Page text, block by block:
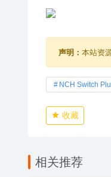
声明： 本站资
NCH Switch
收藏
相关推荐